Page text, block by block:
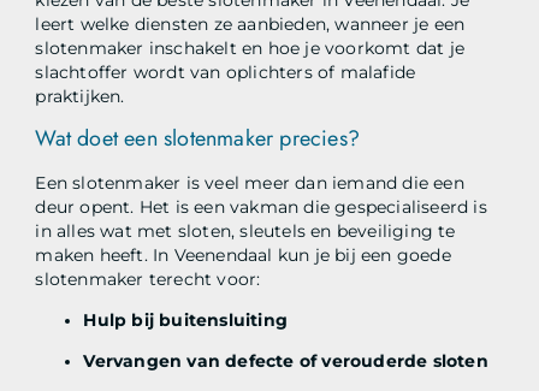
leert welke diensten ze aanbieden, wanneer je een
slotenmaker inschakelt en hoe je voorkomt dat je
slachtoffer wordt van oplichters of malafide
praktijken.
Wat doet een slotenmaker precies?
Een slotenmaker is veel meer dan iemand die een
deur opent. Het is een vakman die gespecialiseerd is
in alles wat met sloten, sleutels en beveiliging te
maken heeft. In Veenendaal kun je bij een goede
slotenmaker terecht voor:
Hulp bij buitensluiting
Vervangen van defecte of verouderde sloten